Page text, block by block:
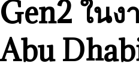
Gen2 ใน
Abu